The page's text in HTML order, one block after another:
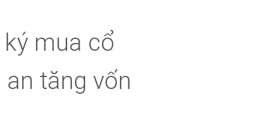
mua cổ
tăng vốn